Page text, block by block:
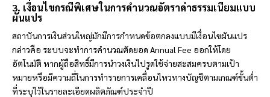
3. เงื่อนไขกรณีพิเศษในการคำนวณอัตราค่าธรรมเนียมแบบ
ผันแปร
สถาบันการเงินส่วนใหญ่มักมีการกำหนดข้อตกลงแบบมีเงื่อนไขผันแปร
กล่าวคือ ระบบจะทำการคำนวณตัดยอด Annual Fee ออกให้โดย
อัตโนมัติ หากผู้ถือสิทธิ์มีการนำวงเงินไปรูดใช้จ่ายสะสมครบตามเป้า
หมายหรือมีความถี่ในการทำรายการเคลื่อนไหวทางบัญชีตามเกณฑ์ขั้นต่ำ
ที่ระบุไว้ในรายละเอียดผลิตภัณฑ์ประจำปี